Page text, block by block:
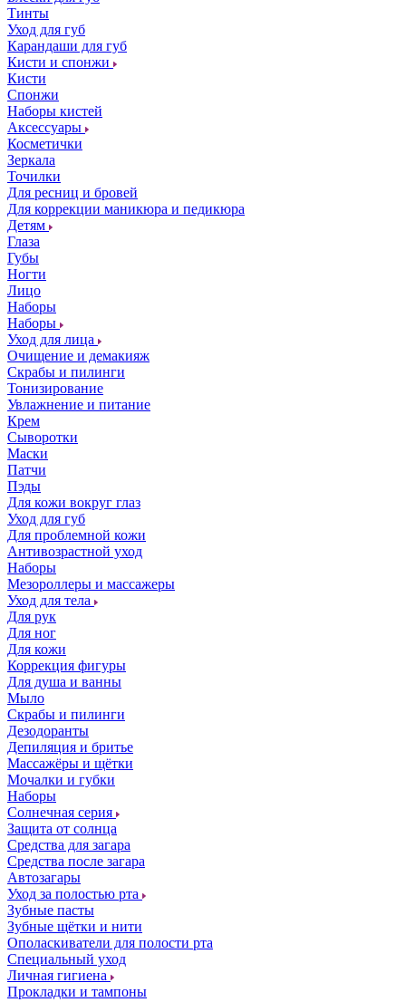
Тинты
Уход для губ
Карандаши для губ
Кисти и спонжи
Кисти
Спонжи
Наборы кистей
Аксессуары
Косметички
Зеркала
Точилки
Для ресниц и бровей
Для коррекции маникюра и педикюра
Детям
Глаза
Губы
Ногти
Лицо
Наборы
Наборы
Уход для лица
Очищение и демакияж
Скрабы и пилинги
Тонизирование
Увлажнение и питание
Крем
Сыворотки
Маски
Патчи
Пэды
Для кожи вокруг глаз
Уход для губ
Для проблемной кожи
Антивозрастной уход
Наборы
Мезороллеры и массажеры
Уход для тела
Для рук
Для ног
Для кожи
Коррекция фигуры
Для душа и ванны
Мыло
Скрабы и пилинги
Дезодоранты
Депиляция и бритье
Массажёры и щётки
Мочалки и губки
Наборы
Солнечная серия
Защита от солнца
Средства для загара
Средства после загара
Автозагары
Уход за полостью рта
Зубные пасты
Зубные щётки и нити
Ополаскиватели для полости рта
Специальный уход
Личная гигиена
Прокладки и тампоны